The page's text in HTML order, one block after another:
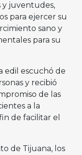
y juventudes,
para ejercer su
sano y
para su
edil escuchó de
y recibió
de las
a la
de facilitar el
de Tijuana, los